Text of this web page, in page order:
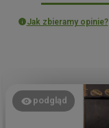
Jak zbieramy opinie?
podgląd